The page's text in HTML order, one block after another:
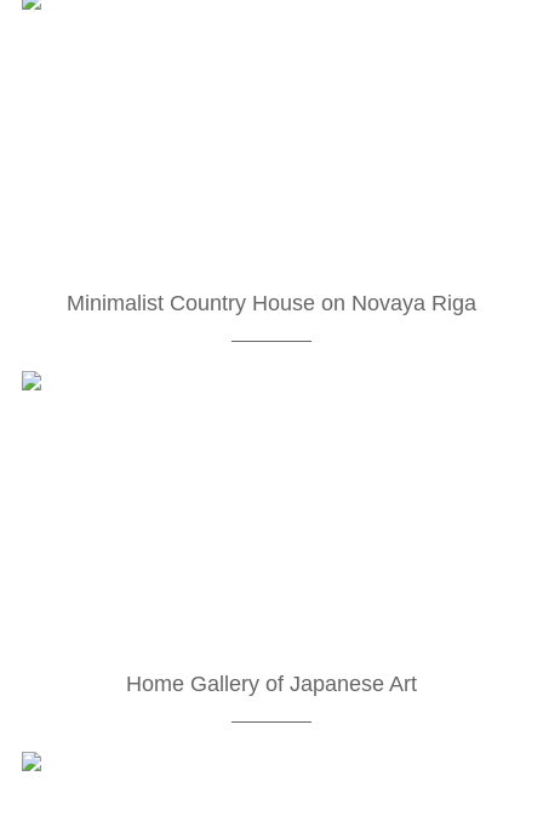
Minimalist Country House on Novaya Riga
Home Gallery of Japanese Art